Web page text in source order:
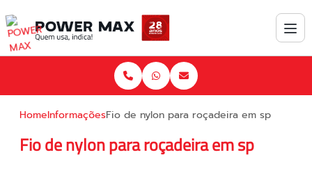
HomeInformaçõesFio de nylon para roçadeira em sp
Fio de nylon para roçadeira em sp